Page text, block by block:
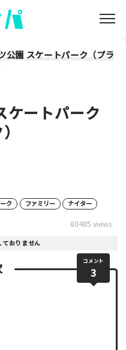
公園 スケートパーク（プラ
ケートパーク
ク ファミリー ナイター
80485 views
おりません
コメント
3